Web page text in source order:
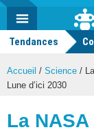
MENU
Tendances
Accueil / Science /
Lune d’ici 2030
La